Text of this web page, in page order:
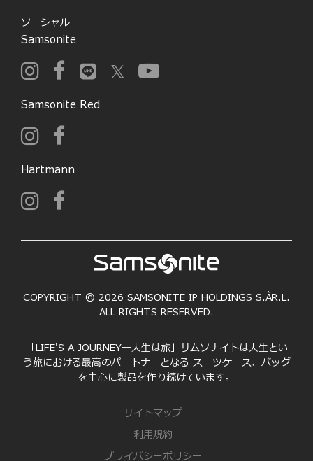
ソーシャル
Samsonite
Samsonite Red
Hartmann
COPYRIGHT © 2026 SAMSONITE IP HOLDINGS S.ÀR.L.
ALL RIGHTS RESERVED.
「LIFE'S A JOURNEY―人生は旅」サムソナイトは人生とい
う旅における最高のパートナーとなる スーツケース、バッグ
を中心に製品を作り続けています。
サイトマップ
利用規約
プライバシーポリシー